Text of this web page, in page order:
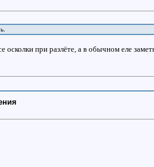
осколки при разлёте, а в обычном еле